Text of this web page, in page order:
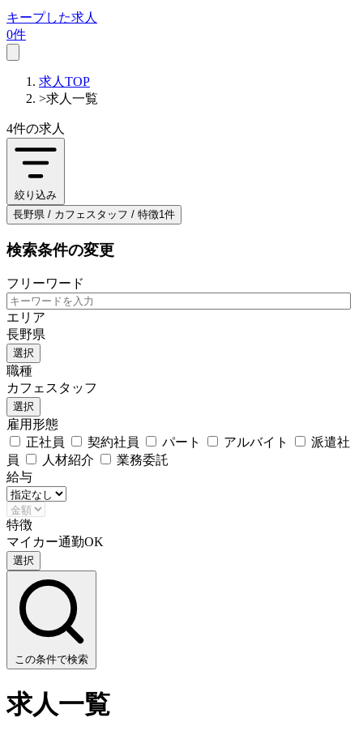
キープした求人
0件
求人TOP
>求人一覧
4件の求人
絞り込み
長野県 / カフェスタッフ / 特徴1件
検索条件の変更
フリーワード
エリア
長野県
選択
職種
カフェスタッフ
選択
雇用形態
正社員
契約社員 パート アルバイト
派遣社
員
人材紹介
業務委託
給与
特徴
マイカー通勤OK
選択
この条件で検索
求人一覧